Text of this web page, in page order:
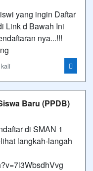
yang ingin Daftar
Link d Bawah Ini
nya...!!!
Baru (PPDB)
di SMAN 1
langkah-langah